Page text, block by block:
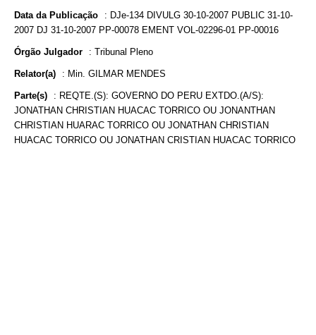
Data da Publicação : DJe-134 DIVULG 30-10-2007 PUBLIC 31-10-
2007 DJ 31-10-2007 PP-00078 EMENT VOL-02296-01 PP-00016
Órgão Julgador : Tribunal Pleno
Relator(a) : Min. GILMAR MENDES
Parte(s) : REQTE.(S): GOVERNO DO PERU EXTDO.(A/S):
JONATHAN CHRISTIAN HUACAC TORRICO OU JONANTHAN
CHRISTIAN HUARAC TORRICO OU JONATHAN CHRISTIAN
HUACAC TORRICO OU JONATHAN CRISTIAN HUACAC TORRICO